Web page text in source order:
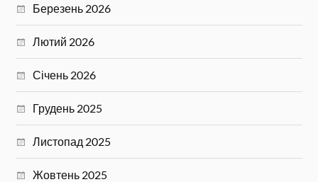
Березень 2026
Лютий 2026
Січень 2026
Грудень 2025
Листопад 2025
Жовтень 2025